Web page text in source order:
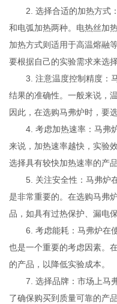
2. 选择合适的加热方式：
和电弧加热两种。电热丝加
加热方式则适用于高温熔融
要根据自己的实验需求来选
3. 注意温度控制精度：马
结果的准确性。一般来说，
因此，在选购马弗炉时，要
4. 考虑加热速率：马弗炉
来说，加热速率越快，实验
选择具有较快加热速率的产品
5. 关注安全性：马弗炉在
是非常重要的。在选购马弗
品，如具有过热保护、漏电
6. 考虑能耗：马弗炉在使
也是一个重要的考虑因素。
的产品，以降低实验成本。
7. 选择品牌：市场上马弗
了确保购买到质量可靠的产